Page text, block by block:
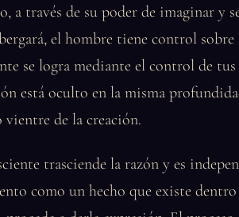
a través de su poder de imaginar y
el hombre tiene control
se logra mediante el control de
está oculto en la misma
vientre de la creación.
trasciende la razón y es
como un hecho que existe